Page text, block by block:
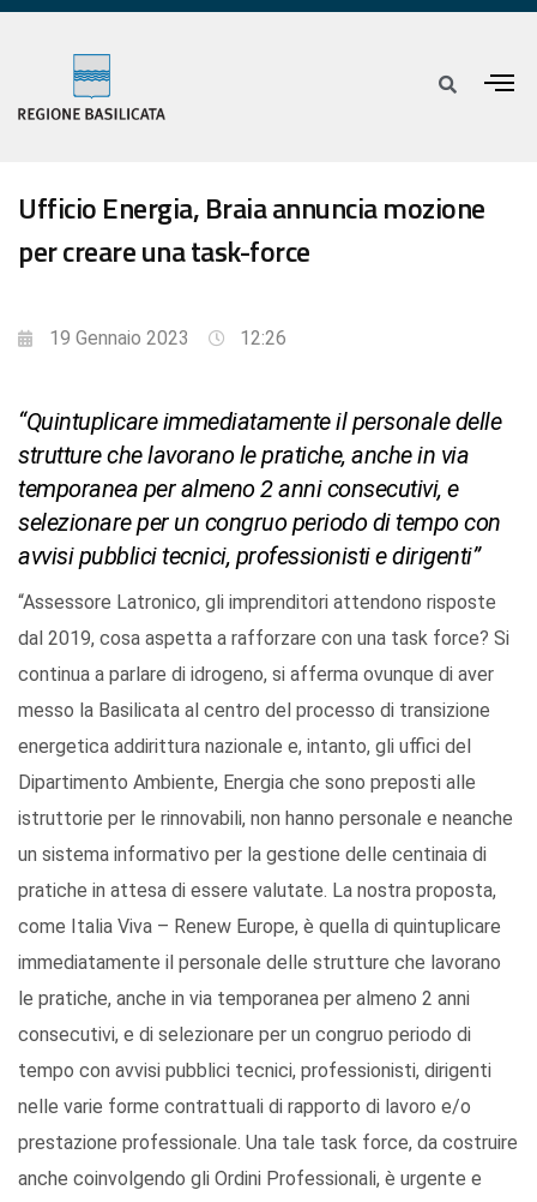
Ufficio Energia, Braia annuncia mozione
per creare una task-force
19 Gennaio 2023 12:26
“Quintuplicare immediatamente il personale delle
strutture che lavorano le pratiche, anche in via
temporanea per almeno 2 anni consecutivi, e
selezionare per un congruo periodo di tempo con
avvisi pubblici tecnici, professionisti e dirigenti”
“Assessore Latronico, gli imprenditori attendono risposte
dal 2019, cosa aspetta a rafforzare con una task force? Si
continua a parlare di idrogeno, si afferma ovunque di aver
messo la Basilicata al centro del processo di transizione
energetica addirittura nazionale e, intanto, gli uffici del
Dipartimento Ambiente, Energia che sono preposti alle
istruttorie per le rinnovabili, non hanno personale e neanche
un sistema informativo per la gestione delle centinaia di
pratiche in attesa di essere valutate. La nostra proposta,
come Italia Viva – Renew Europe, è quella di quintuplicare
immediatamente il personale delle strutture che lavorano
le pratiche, anche in via temporanea per almeno 2 anni
consecutivi, e di selezionare per un congruo periodo di
tempo con avvisi pubblici tecnici, professionisti, dirigenti
nelle varie forme contrattuali di rapporto di lavoro e/o
prestazione professionale. Una tale task force, da costruire
anche coinvolgendo gli Ordini Professionali, è urgente e